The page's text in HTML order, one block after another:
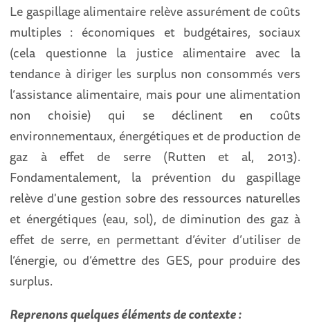
Le gaspillage alimentaire relève assurément de coûts
multiples : économiques et budgétaires, sociaux
(cela questionne la justice alimentaire avec la
tendance à diriger les surplus non consommés vers
l’assistance alimentaire, mais pour une alimentation
non choisie) qui se déclinent en coûts
environnementaux, énergétiques et de production de
gaz à effet de serre (Rutten et al, 2013).
Fondamentalement, la prévention du gaspillage
relève d'une gestion sobre des ressources naturelles
et énergétiques (eau, sol), de diminution des gaz à
effet de serre, en permettant d’éviter d’utiliser de
l’énergie, ou d’émettre des GES, pour produire des
surplus.
Reprenons quelques éléments de contexte :